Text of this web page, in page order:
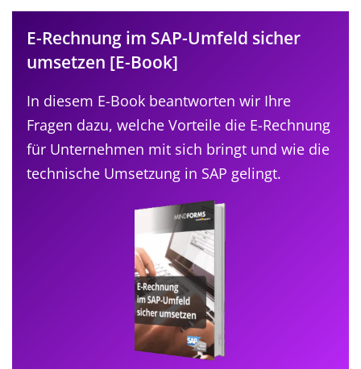
E-Rechnung im SAP-Umfeld sicher
umsetzen [E-Book]
In diesem E-Book beantworten wir Ihre
Fragen dazu, welche Vorteile die E-Rechnung
für Unternehmen mit sich bringt und wie die
technische Umsetzung in SAP gelingt.